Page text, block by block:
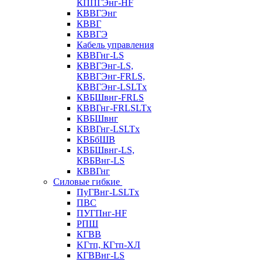
КППГЭнг-HF
КВВГЭнг
КВВГ
КВВГЭ
Кабель управления
КВВГнг-LS
КВВГЭнг-LS,
КВВГЭнг-FRLS,
КВВГЭнг-LSLTx
КВБШвнг-FRLS
КВВГнг-FRLSLTx
КВБШвнг
КВВГнг-LSLTx
КВБбШВ
КВБШвнг-LS,
КВБВнг-LS
КВВГнг
Силовые гибкие
ПуГВнг-LSLTx
ПВС
ПУГПнг-HF
РПШ
КГВВ
KГтп, КГтп-ХЛ
КГВВнг-LS